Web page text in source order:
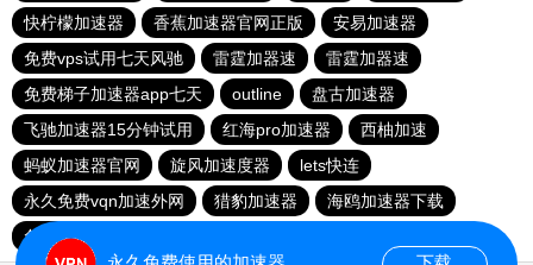
快柠檬加速器
香蕉加速器官网正版
安易加速器
免费vps试用七天风驰
雷霆加器速
雷霆加器速
免费梯子加速器app七天
outline
盘古加速器
飞驰加速器15分钟试用
红海pro加速器
西柚加速
蚂蚁加速器官网
旋风加速度器
lets快连
永久免费vqn加速外网
猎豹加速器
海鸥加速器下载
免费vqn加速